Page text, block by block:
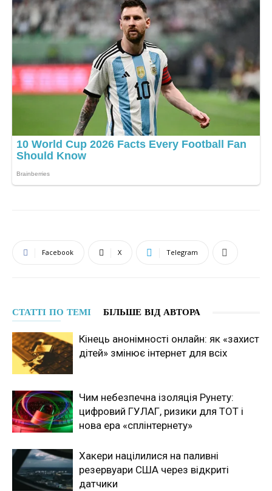
Facebook X Telegram
СТАТТІ ПО ТЕМІ БІЛЬШЕ ВІД АВТОРА
Кінець анонімності онлайн: як «захист
дітей» змінює інтернет для всіх
Чим небезпечна ізоляція Рунету:
цифровий ГУЛАГ, ризики для ТОТ і
нова ера «сплінтернету»
Хакери націлилися на паливні
резервуари США через відкриті
датчики